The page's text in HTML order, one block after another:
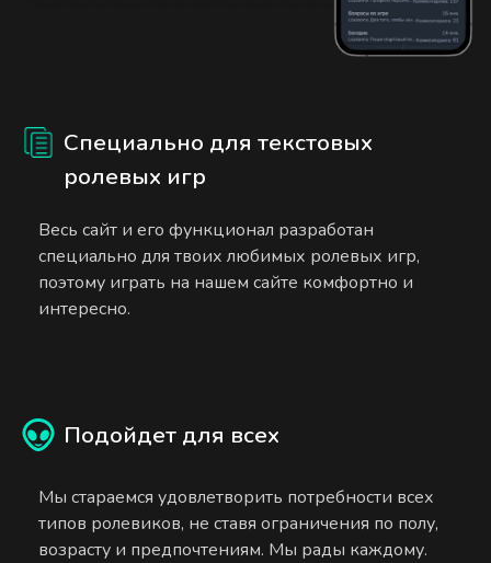
Специально для текстовых
ролевых игр
Весь сайт и его функционал разработан
специально для твоих любимых ролевых игр,
поэтому играть на нашем сайте комфортно и
интересно.
Подойдет для всех
Мы стараемся удовлетворить потребности всех
типов ролевиков, не ставя ограничения по полу,
возрасту и предпочтениям. Мы рады каждому.